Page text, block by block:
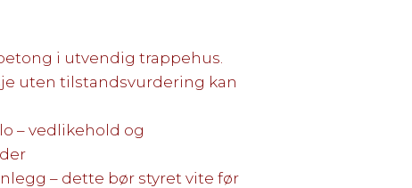
i utvendig trappehus.
uten tilstandsvurdering kan
– vedlikehold og
– dette bør styret vite før